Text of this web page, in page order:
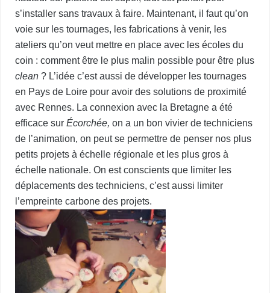
s’installer sans travaux à faire. Maintenant, il faut qu’on
voie sur les tournages, les fabrications à venir, les
ateliers qu’on veut mettre en place avec les écoles du
coin : comment être le plus malin possible pour être plus
clean ? L’idée c’est aussi de développer les tournages
en Pays de Loire pour avoir des solutions de proximité
avec Rennes. La connexion avec la Bretagne a été
efficace sur Écorchée, on a un bon vivier de techniciens
de l’animation, on peut se permettre de penser nos plus
petits projets à échelle régionale et les plus gros à
échelle nationale. On est conscients que limiter les
déplacements des techniciens, c’est aussi limiter
l’empreinte carbone des projets.